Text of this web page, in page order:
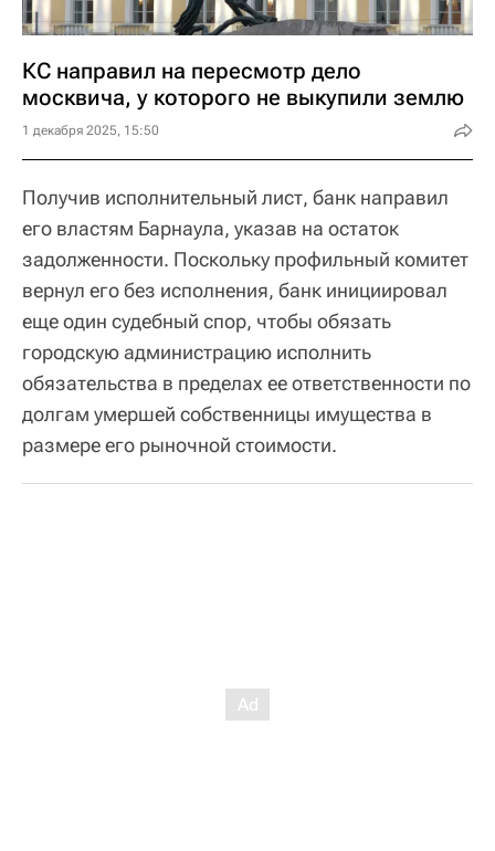
КС направил на пересмотр дело
москвича, у которого не выкупили землю
1 декабря 2025, 15:50
Получив исполнительный лист, банк направил
его властям Барнаула, указав на остаток
задолженности. Поскольку профильный комитет
вернул его без исполнения, банк инициировал
еще один судебный спор, чтобы обязать
городскую администрацию исполнить
обязательства в пределах ее ответственности по
долгам умершей собственницы имущества в
размере его рыночной стоимости.